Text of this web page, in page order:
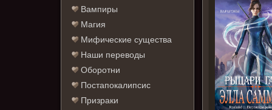
Вампиры
Магия
Мифические существа
Наши переводы
Оборотни
Постапокалипсис
Призраки